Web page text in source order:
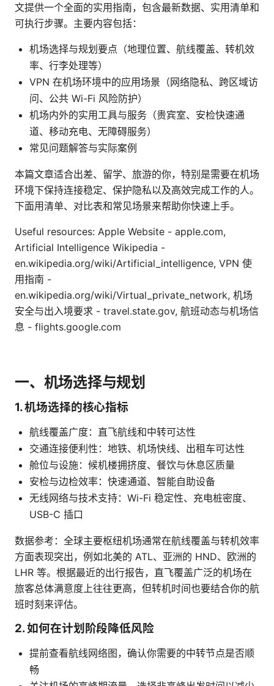
文提供一个全面的实用指南，包含最新数据、实用清单和
可执行步骤。主要内容包括：
机场选择与规划要点（地理位置、航线覆盖、转机效
率、行李处理等）
VPN 在机场环境中的应用场景（网络隐私、跨区域访
问、公共 Wi-Fi 风险防护）
机场内外的实用工具与服务（贵宾室、安检快速通
道、移动充电、无障碍服务）
常见问题解答与实际案例
本篇文章适合出差、留学、旅游的你，特别是需要在机场
环境下保持连接稳定、保护隐私以及高效完成工作的人。
下面用清单、对比表和常见场景来帮助你快速上手。
Useful resources: Apple Website - apple.com,
Artificial Intelligence Wikipedia -
en.wikipedia.org/wiki/Artificial_intelligence, VPN 使
用指南 -
en.wikipedia.org/wiki/Virtual_private_network, 机场
安全与出入境要求 - travel.state.gov, 航班动态与机场信
息 - flights.google.com
一、机场选择与规划
1. 机场选择的核心指标
航线覆盖广度：直飞航线和中转可达性
交通连接便利性：地铁、机场快线、出租车可达性
舱位与设施：候机楼拥挤度、餐饮与休息区质量
安检与边检效率：快速通道、智能自助设备
无线网络与技术支持：Wi-Fi 稳定性、充电桩密度、
USB-C 插口
数据参考：全球主要枢纽机场通常在航线覆盖与转机效率
方面表现突出，例如北美的 ATL、亚洲的 HND、欧洲的
LHR 等。根据最近的出行报告，直飞覆盖广泛的机场在
旅客总体满意度上往往更高，但转机时间也要结合你的航
班时刻来评估。
2. 如何在计划阶段降低风险
提前查看航线网络图，确认你需要的中转节点是否顺
畅